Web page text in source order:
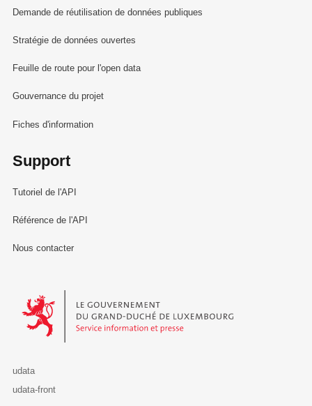
Demande de réutilisation de données publiques
Stratégie de données ouvertes
Feuille de route pour l'open data
Gouvernance du projet
Fiches d'information
Support
Tutoriel de l'API
Référence de l'API
Nous contacter
Le Gouvernement du Grand-Duché de Luxembourg - Service
udata
udata-front